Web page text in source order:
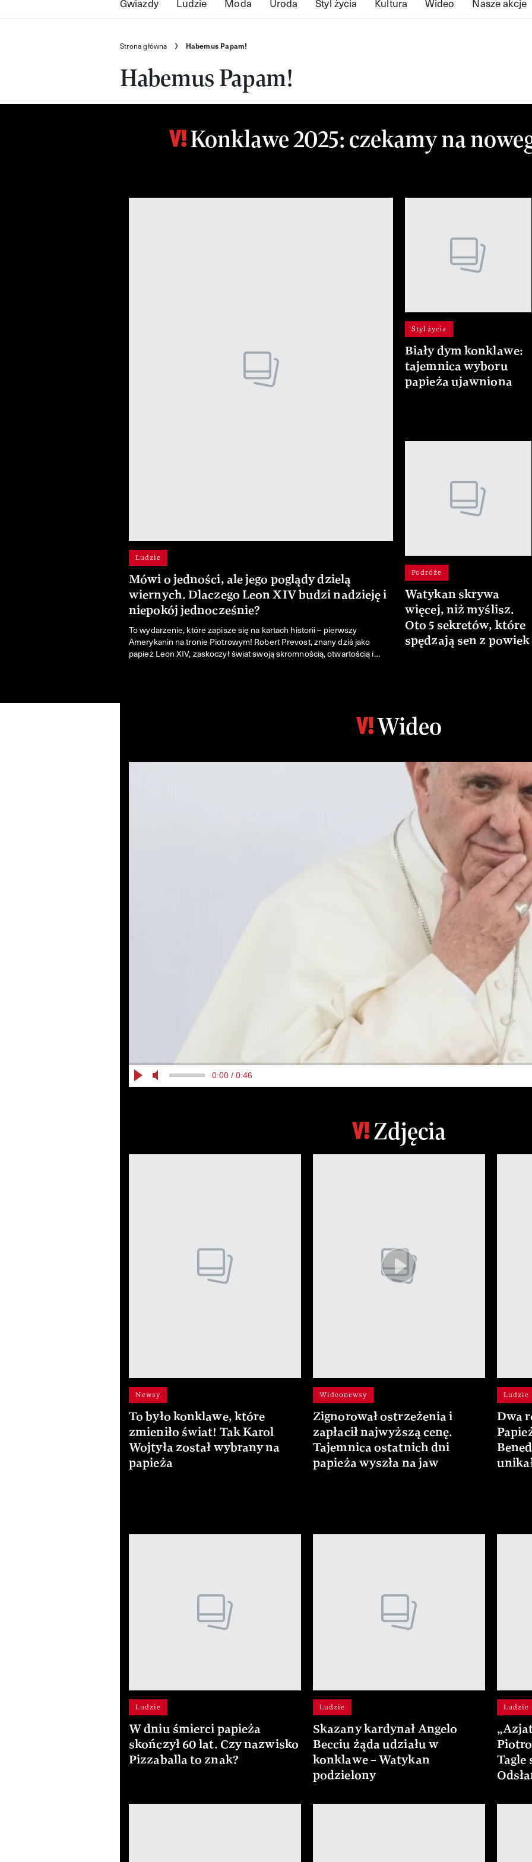
Strona główna Habemus Papam!
Habemus Papam!
Konklawe 2025: czekamy na
Ludzie
Mówi o jedności, ale jego poglądy dzielą
wiernych. Dlaczego Leon XIV budzi nadzieję i
niepokój jednocześnie?
To wydarzenie, które zapisze się na kartach historii – pierwszy
Amerykanin na tronie Piotrowym! Robert Prevost, znany dziś jako
papież Leon XIV, zaskoczył świat swoją skromnością, otwartością i
Styl życia
Biały dym konklawe:
tajemnica wyboru
papieża ujawniona
Podróże
Watykan skrywa
więcej, niż myślisz.
Oto 5 sekretów, które
spędzają sen z powiek
Wideo
0:00 / 0:46
Zdjęcia
Newsy
To było konklawe, które
zmieniło świat! Tak Karol
Wojtyła został wybrany na
papieża
Wideonewsy
Zignorował ostrzeżenia i
zapłacił najwyższą cenę.
Tajemnica ostatnich dni
papieża wyszła na jaw
Ludzie
Dwa
Ludzie
W dniu śmierci papieża
skończył 60 lat. Czy nazwisko
Pizzaballa to znak?
Ludzie
Skazany kardynał Angelo
Becciu żąda udziału w
konklawe – Watykan
podzielony
Ludzie
Tagle